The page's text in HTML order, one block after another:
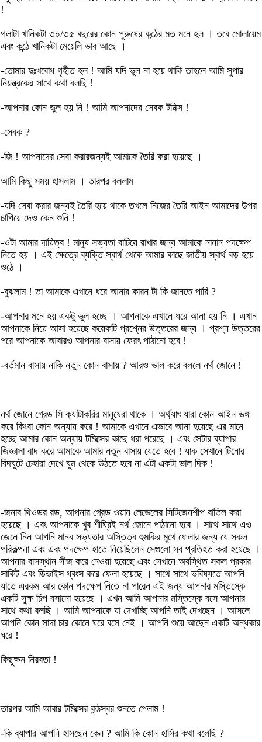
!
গলাটা খানিকটা ৩০/৩৫ বছরের কোন পুরুষের কন্ঠের মত মনে হল । তবে মোলায়েম
এবং কন্ঠে খানিকটা মেয়েলি ভাব আছে ।
-তোমার দুঃখবোধ গৃহীত হল ! আমি যদি ভুল না হয়ে থাকি তাহলে আমি সুপার
নিয়ন্ত্রকের সাথে কথা বলছি !
-আপনার কোন ভুল হয় নি ! আমি আপনাদের সেবক টমিক্স !
-সেবক ?
-জি ! আপনাদের সেবা করারজন্যই আমাকে তৈরি করা হয়েছে ।
আমি কিছু সময় হাসলাম । তারপর বললাম
-যদি সেবা করার জন্যই তৈরি হয়ে থাকে তখলে নিজের তৈরি আইন আমাদের উপর
চাপিয়ে দেও কেন শুনি !
-ওটা আমার দায়িত্ব ! মানুষ সভ্যতা বাচিয়ে রাখার জন্য আমাকে নানান পদক্ষেপ
নিতে হয় । এই ক্ষেত্রে ব্যক্তি স্বার্থ থেকে আমার কাছে জাতীয় স্বার্থ বড় হয়ে
ওঠে ।
-বুঝলাম ! তা আমাকে এখানে ধরে আনার কারন টা কি জানতে পারি ?
-আপনার মনে হয় একটু ভুল হচ্ছে । আপনাকে এখানে ধরে আনা হয় নি । এখান
আপনাকে নিয়ে আসা হয়েছে কয়েকটি প্রশ্নের উত্তরের জন্য । প্রশ্ন উত্তরের
পরে আপনাকে আবারও আপনার বাসায় ফেরৎ পাঠানো হবে !
-বর্তমান বাসায় নাকি নতুন কোন বাসায় ? আরও ভাল করে বললে নর্থ জোনে !
নর্থ জোনে গ্রেড সি ক্যাটাকরির মানুষেরা থাকে । অর্থ্যাৎ যারা কোন আইন ভঙ্গ
করে কিংবা কোন অন্যায় করে ! আমাকে এখানে এভাবে আনা হয়েছে এর মানে
হচ্ছে আমার কোন অন্যায় টমিক্সের কাছে ধরা পরেছে । এবং সেটার ব্যাপার
জিজ্ঞাসা বাদ করে আমাকে আমার নতুন বাসায় যেতে হবে ! যাক সেখানে টিনোর
বিদঘুটে চেহারা দেখে ঘুম থেকে উঠতে হবে না এটা একটা ভাল দিক !
-জনাব থিওডর রড, আপনার গ্রেড ওয়ান লেভেলের সিটিজেনশীপ বাতিল করা
হয়েছে । এবং আপনাকে খুব শীঘ্রিই নর্থ জোনে পাঠানো হবে । সাথে সাথে এও
জেনে নিন আপনি মানব সভ্যতার অস্তিত্ব হুমকির মুখে ফেলার জন্য যে সকল
পরিকল্পনা এবং এবং পদক্ষেপ হাতে নিয়েছিলেন সেগুলো সব প্রতিহত করা হয়েছে ।
আপনার বাসস্থান সীজ করে নেওয়া হয়েছে এবং সেখানে অবস্থিত সকল প্রকার
সার্কিট এবং ডিভাইস ধ্বংস করে ফেলা হয়েছে । সাথে সাথে ভবিষ্যতে আপনি
যাতে এরকম আর কোন পদক্ষেপ নিতে না পারেন এই জন্য আপনার মস্তিস্কে
একটি সুক্ষ চিপ বসানো হয়েছে । এখন আমি আপনার মস্তিস্কে বসে আপনার
সাথে কথা বলছি । আমি আপনাকে যা দেখাচ্ছি আপনি তাই দেখছেন । আসলে
আপনি কোন সাদা চার কোনে ঘরে বসে নেই । আপনি শুয়ে আছেন একটি অন্ধকার
ঘরে !
কিছুক্ষন নিরবতা !
তারপর আমি আবার টমিক্সের কন্ঠস্বর শুনতে পেলাম !
-কি ব্যাপার আপনি হাসছেন কেন ? আমি কি কোন হাসির কথা বলেছি ?